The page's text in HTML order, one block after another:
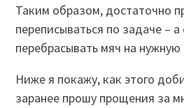
Таким образом, достаточно
переписываться по задаче –
перебрасывать мяч на нужную
Ниже я покажу, как этого
заранее прошу прощения за